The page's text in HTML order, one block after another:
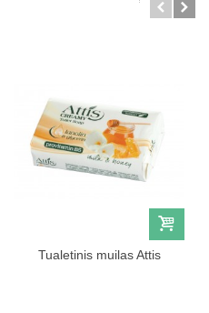
Tualetinis muilas Attis